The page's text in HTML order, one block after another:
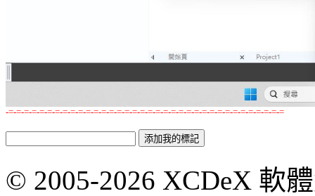
-=-=-=-=-=-=-=-=-=-=-=-=-=-=-=-=-=-=-=-=-=-=-=-=-=-=-=-=-=-=-=-=-=-=-=-=
© 2005-2026 XCDeX 軟